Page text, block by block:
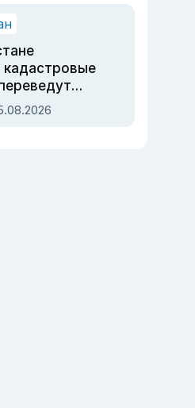
кадастровые
в